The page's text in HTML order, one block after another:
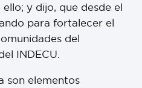
y dijo, que desde el
para fortalecer el
del
INDECU.
son elementos